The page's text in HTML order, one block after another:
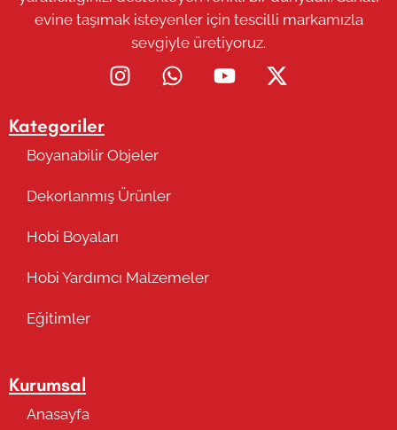
evine taşımak isteyenler için tescilli markamızla
sevgiyle üretiyoruz.
Kategoriler
Boyanabilir Objeler
Dekorlanmış Ürünler
Hobi Boyaları
Hobi Yardımcı Malzemeler
Eğitimler
Kurumsal
Anasayfa